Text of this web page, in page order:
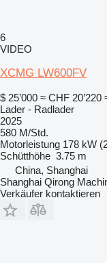
6
VIDEO
XCMG LW600FV
$ 25’000 ≈ CHF 20’220
Lader - Radlader
2025
580 M/Std.
Motorleistung 178 kW
Schütthöhe 3.75 m
China, Shanghai
Shanghai Qirong
Verkäufer kontaktieren